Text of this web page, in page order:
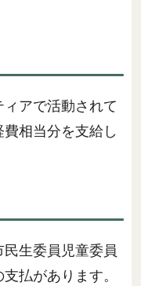
アで活動されて
相当分を支給し
生委員児童委員
払があります。